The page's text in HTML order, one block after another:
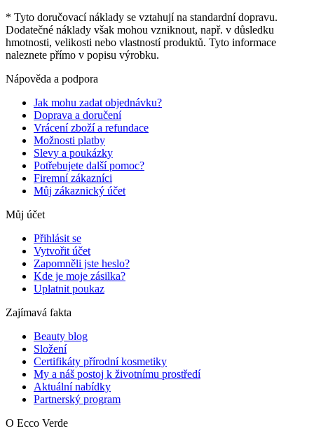
* Tyto doručovací náklady se vztahují na standardní dopravu.
Dodatečné náklady však mohou vzniknout, např. v důsledku
hmotnosti, velikosti nebo vlastností produktů. Tyto informace
naleznete přímo v popisu výrobku.
Nápověda a podpora
Jak mohu zadat objednávku?
Doprava a doručení
Vrácení zboží a refundace
Možnosti platby
Slevy a poukázky
Potřebujete další pomoc?
Firemní zákazníci
Můj zákaznický účet
Můj účet
Přihlásit se
Vytvořit účet
Zapomněli jste heslo?
Kde je moje zásilka?
Uplatnit poukaz
Zajímavá fakta
Beauty blog
Složení
Certifikáty přírodní kosmetiky
My a náš postoj k životnímu prostředí
Aktuální nabídky
Partnerský program
O Ecco Verde